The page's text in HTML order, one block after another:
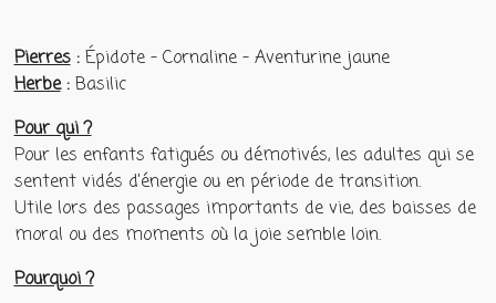
Pierres:Épidote – Cornaline – Aventurine jaune
Herbe:Basilic
Pour qui ?
Pour les enfants fatigués ou démotivés, les adultes qui se
sentent vidés d’énergie ou en période de transition.
Utile lors des passages importants de vie, des baisses de
moral ou des moments où la joie semble loin.
Pourquoi ?